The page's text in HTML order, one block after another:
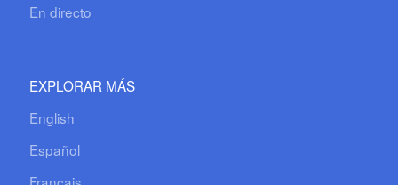
En directo
EXPLORAR MÁS
English
Español